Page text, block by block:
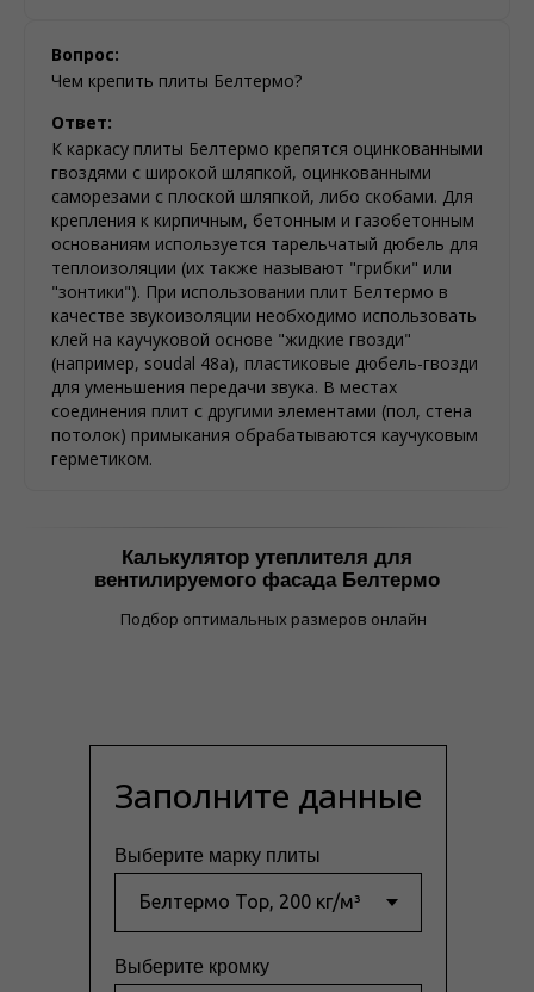
Вопрос:
Чем крепить плиты Белтермо?
Ответ:
К каркасу плиты Белтермо крепятся оцинкованными
гвоздями с широкой шляпкой, оцинкованными
саморезами с плоской шляпкой, либо скобами. Для
крепления к кирпичным, бетонным и газобетонным
основаниям используется тарельчатый дюбель для
теплоизоляции (их также называют "грибки" или
"зонтики"). При использовании плит Белтермо в
качестве звукоизоляции необходимо использовать
клей на каучуковой основе "жидкие гвозди"
(например, soudal 48a), пластиковые дюбель-гвозди
для уменьшения передачи звука. В местах
соединения плит с другими элементами (пол, стена
потолок) примыкания обрабатываются каучуковым
герметиком.
Калькулятор утеплителя для
вентилируемого фасада Белтермо
Подбор оптимальных размеров онлайн
Заполните данные
Выберите марку плиты
Выберите кромку